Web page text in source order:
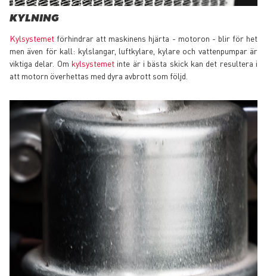
KYLNING
Kylsystemet förhindrar att maskinens hjärta - motoron - blir för het
men även för kall: kylslangar, luftkylare, kylare och vattenpumpar är
viktiga delar. Om kylsystemet inte är i bästa skick kan det resultera i
att motorn överhettas med dyra avbrott som följd.